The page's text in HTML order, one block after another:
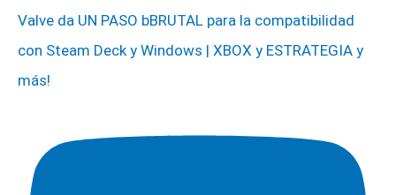
Valve da UN PASO bBRUTAL para la compatibilidad
con Steam Deck y Windows | XBOX y ESTRATEGIA y
más!